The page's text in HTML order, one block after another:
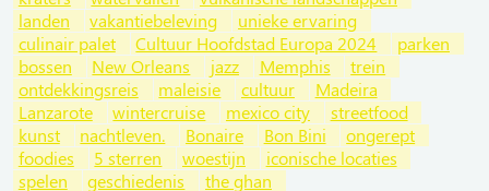
landen
vakantiebeleving
unieke ervaring
culinair palet
Cultuur Hoofdstad Europa 2024
parken
bossen
New Orleans jazz Memphis
trein
ontdekkingsreis
maleisie cultuur
Madeira
Lanzarote
wintercruise mexico city
streetfood
kunst
nachtleven. Bonaire Bon Bini
ongerept
foodies
5 sterren woestijn
iconische locaties
spelen
geschiedenis
the ghan